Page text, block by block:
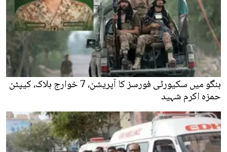
ہنگو میں سکیورٹی فورسز کا آپریشن، 7 خوارج ہلاک، کیپٹن
حمزہ اکرم شہید